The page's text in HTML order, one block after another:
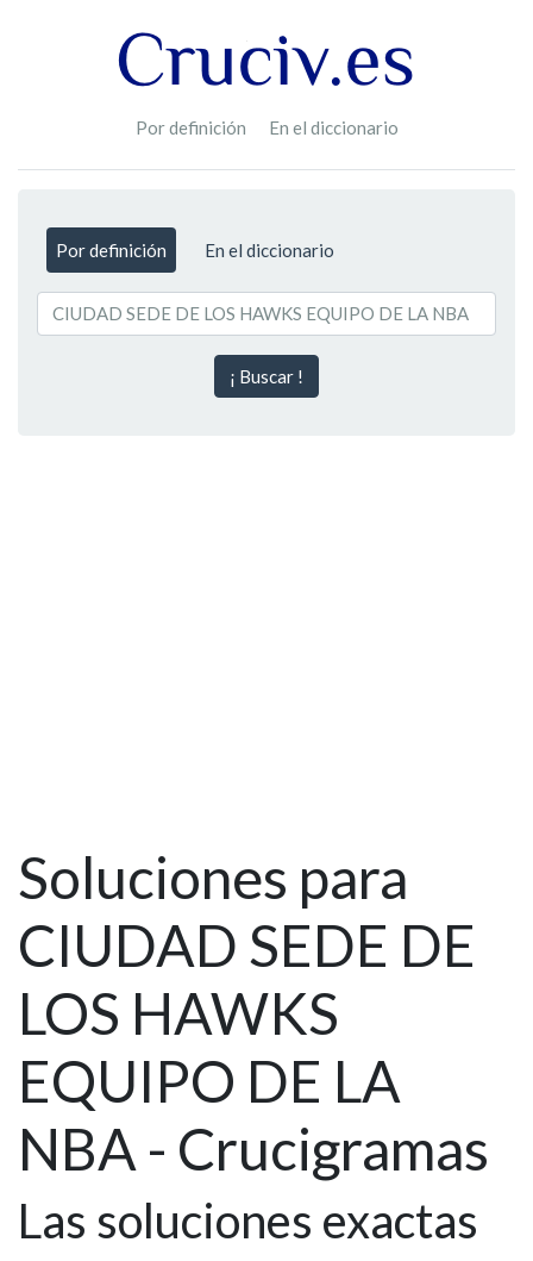
Por definición En el diccionario
Por definición En el diccionario
¡ Buscar !
Soluciones para
CIUDAD SEDE DE
LOS HAWKS
EQUIPO DE LA
NBA - Crucigramas
Las soluciones exactas